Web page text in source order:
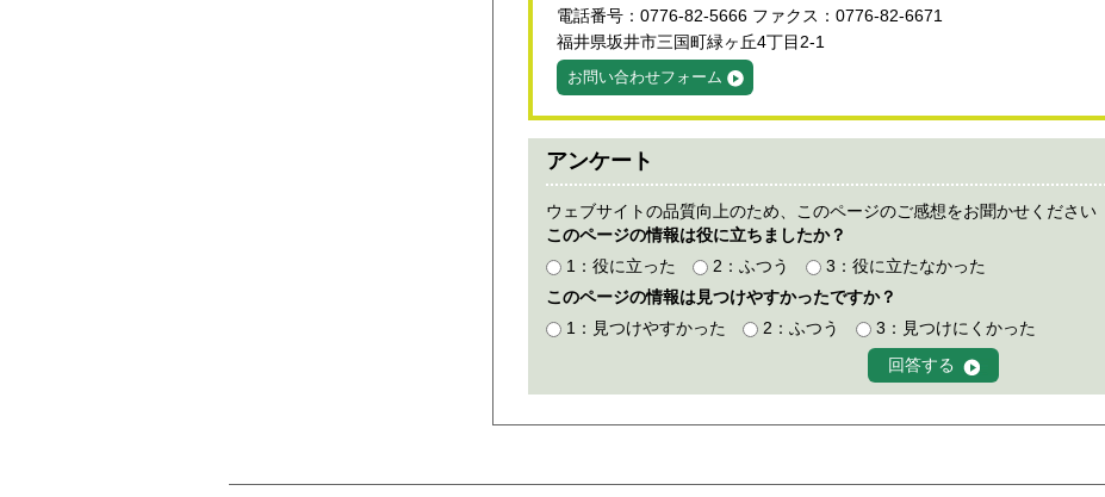
電話番号：0776-82-5666 ファクス：0776-82-6671
福井県坂井市三国町緑ヶ丘4丁目2-1
お問い合わせフォーム
アンケート
ウェブサイトの品質向上のため、このページのご感想をお聞かせください
このページの情報は役に立ちましたか？
1：役に立った
2：ふつう
3：役に立たなかった
このページの情報は見つけやすかったですか？
1：見つけやすかった
2：ふつう 3：見つけにくかった